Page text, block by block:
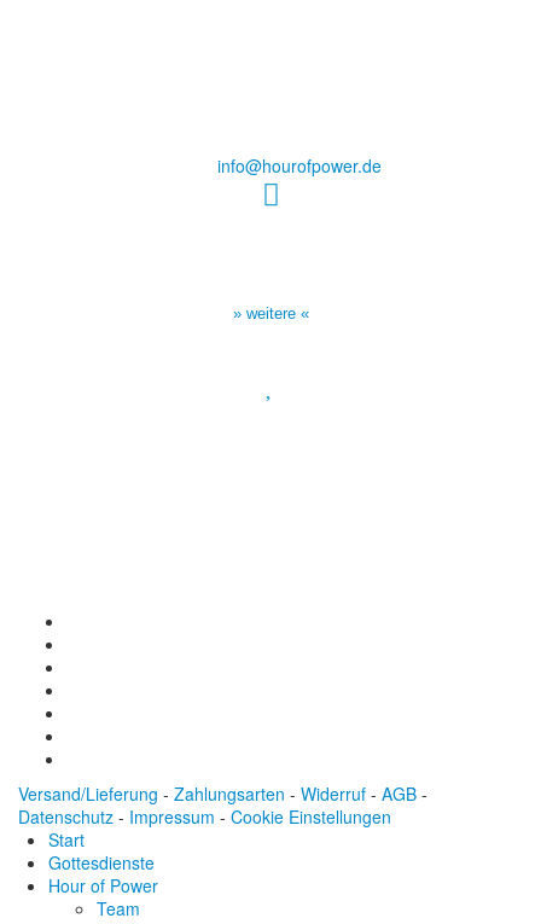
info@hourofpower.de
» weitere «
Versand/Lieferung - Zahlungsarten - Widerruf - AGB -
Datenschutz - Impressum - Cookie Einstellungen
Start
Gottesdienste
Hour of Power
Team